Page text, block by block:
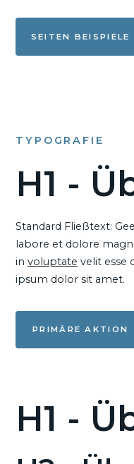
SEITEN BEISPIELE
TYPOGRAFIE
H1 -
Standard Fließtext:
labore et dolore
in voluptate velit esse
ipsum dolor sit amet.
PRIMÄRE AKTION
H1 -